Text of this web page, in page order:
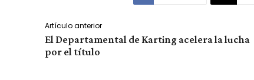
Artículo anterior
El Departamental de Karting acelera la lucha
por el título